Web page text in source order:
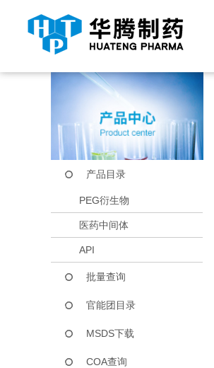
当前位置： 首页 产品中心
产品目录
PEG衍生物
医药中间体
API
批量查询
官能团目录
MSDS下载
COA查询